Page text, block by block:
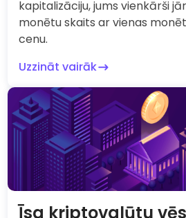
kapitalizāciju, jums vienkārši
monētu skaits ar vienas
cenu.
Uzzināt vairāk
Īsa kriptovalūtu